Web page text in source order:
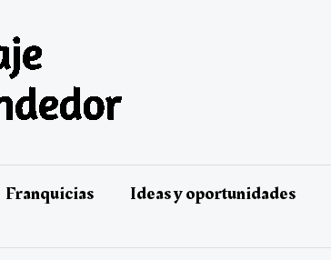
Franquicias Ideas y oportunidades